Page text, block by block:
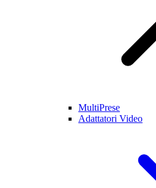
MultiPrese
Adattatori Video